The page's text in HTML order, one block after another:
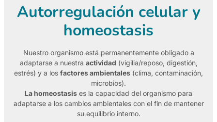
Autorregulación celular y
homeostasis
Nuestro organismo está permanentemente obligado a
adaptarse a nuestra actividad (vigilia/reposo, digestión,
estrés) y a los factores ambientales (clima, contaminación,
microbios).
La homeostasis es la capacidad del organismo para
adaptarse a los cambios ambientales con el fin de mantener
su equilibrio interno.